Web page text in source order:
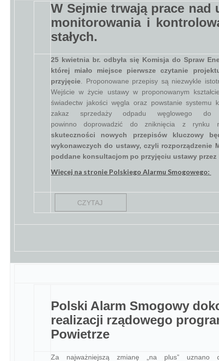
W Sejmie trwają prace nad
monitorowania i
stałych.
25 kwietnia br. odbyła się Komisja do Spraw
której miało miejsce pierwsze czytanie
przyjęcie . Proponowane przepisy są niezwykle
Wejście w życie ustawy w proponowanym
świadectw jakości węgla oraz powstanie systemu
zakaz sprzedaży odpadu węglowego do
powinno doprowadzić do zniknięcia z rynku
skuteczności nowych przepisów kluczowy
wykonawczych do ustawy, czyli rozporządzenie
poddane konsultacjom po przyjęciu ustawy przez
Więcej na stronie Polskiego Alarmu Smogowego:
CZYTAJ
Polski Alarm Smogowy
realizacji rządowego
Powietrze
Za najważniejszą zmianę „na plus” uznano